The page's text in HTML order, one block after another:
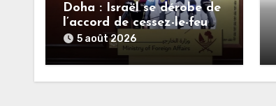
Doha : Israël se dérobe de
l’accord de cessez-le-feu
alors que le Hamas honore
ses engagements
5 août 2026